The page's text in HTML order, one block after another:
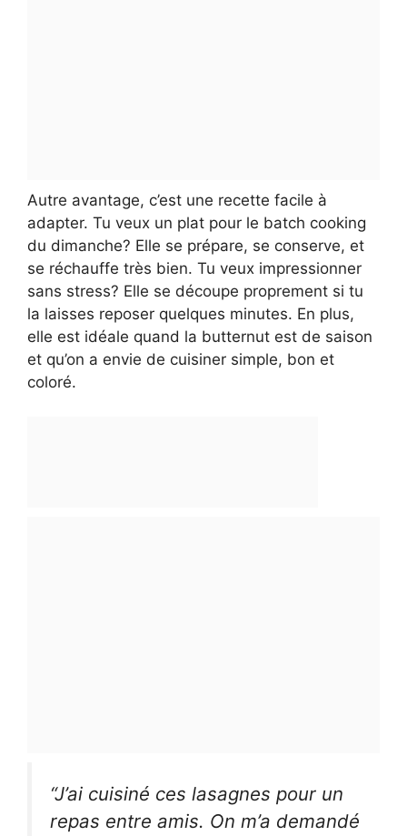
Autre avantage, c’est une recette facile à
adapter. Tu veux un plat pour le batch cooking
du dimanche? Elle se prépare, se conserve, et
se réchauffe très bien. Tu veux impressionner
sans stress? Elle se découpe proprement si tu
la laisses reposer quelques minutes. En plus,
elle est idéale quand la butternut est de saison
et qu’on a envie de cuisiner simple, bon et
coloré.
“J’ai cuisiné ces lasagnes pour un
repas entre amis. On m’a demandé